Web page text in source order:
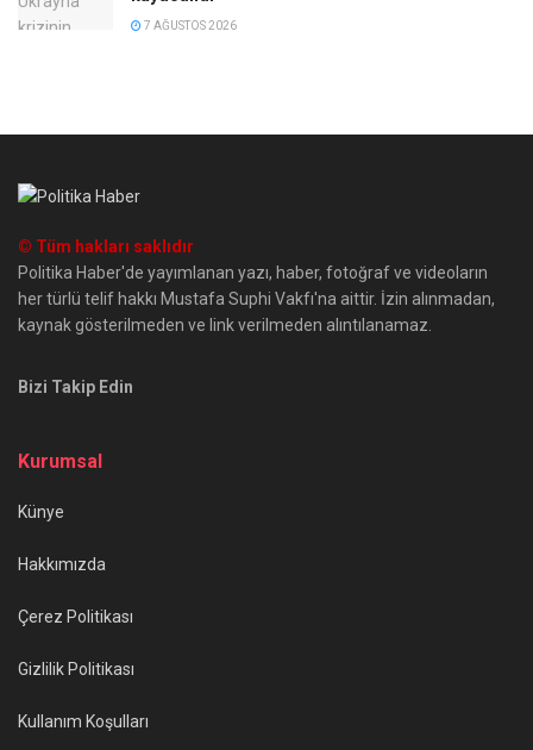
7 AĞUSTOS 2026
© Tüm hakları saklıdır
Politika Haber'de yayımlanan yazı, haber, fotoğraf ve videoların
her türlü telif hakkı Mustafa Suphi Vakfı'na aittir. İzin alınmadan,
kaynak gösterilmeden ve link verilmeden alıntılanamaz.
Bizi Takip Edin
Kurumsal
Künye
Hakkımızda
Çerez Politikası
Gizlilik Politikası
Kullanım Koşulları